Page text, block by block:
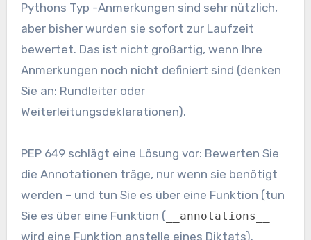
Pythons Typ -Anmerkungen sind sehr nützlich,
aber bisher wurden sie sofort zur Laufzeit
bewertet. Das ist nicht großartig, wenn Ihre
Anmerkungen noch nicht definiert sind (denken
Sie an: Rundleiter oder
Weiterleitungsdeklarationen).
PEP 649 schlägt eine Lösung vor: Bewerten Sie
die Annotationen träge, nur wenn sie benötigt
werden – und tun Sie es über eine Funktion (tun
Sie es über eine Funktion ( __annotations__
wird eine Funktion anstelle eines Diktats).